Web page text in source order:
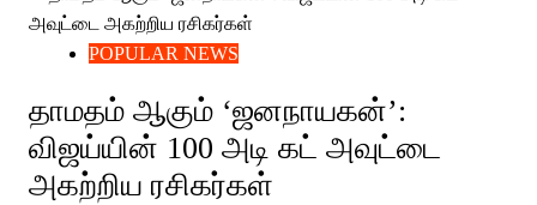
POPULAR NEWS
தாமதம் ஆகும் ‘ஜனநாயகன்’:
விஜய்யின் 100 அடி கட் அவுட்டை
அகற்றிய ரசிகர்கள்